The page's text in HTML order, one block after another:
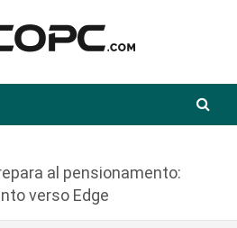
al pensionamento:
verso Edge